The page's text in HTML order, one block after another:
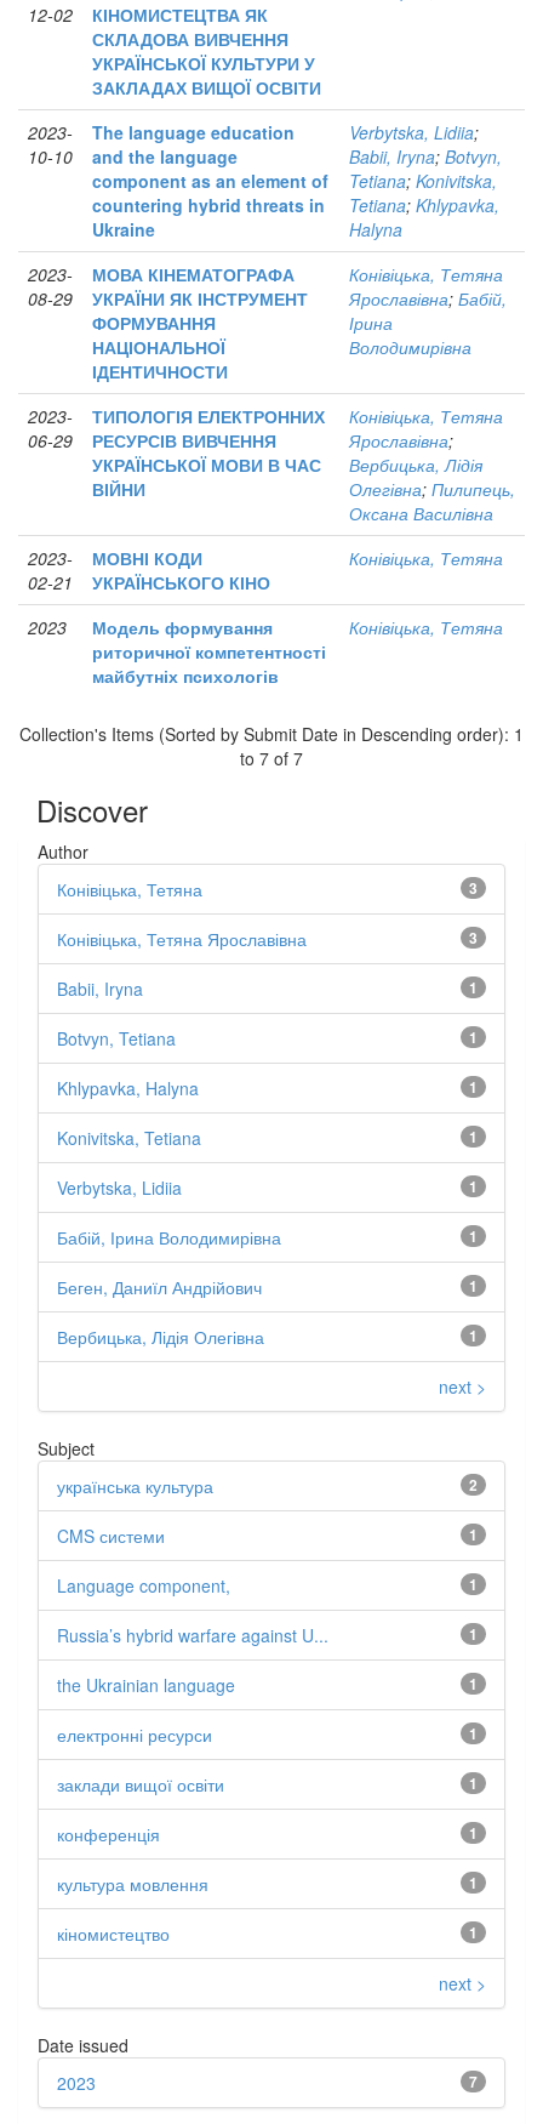
12-02
КІНОМИСТЕЦТВА ЯК
СКЛАДОВА ВИВЧЕННЯ
УКРАЇНСЬКОЇ КУЛЬТУРИ У
ЗАКЛАДАХ ВИЩОЇ ОСВІТИ
2023-
10-10
The language education
and the language
component as an element of
countering hybrid threats in
Ukraine
Verbytska, Lidiia;
Babii, Iryna; Botvyn,
Tetiana; Konivitska,
Tetiana; Khlypavka,
Halyna
2023-
08-29
МОВА КІНЕМАТОГРАФА
УКРАЇНИ ЯК ІНСТРУМЕНТ
ФОРМУВАННЯ
НАЦІОНАЛЬНОЇ
ІДЕНТИЧНОСТИ
Конівіцька, Тетяна
Ярославівна; Бабій,
Ірина
Володимирівна
2023-
06-29
ТИПОЛОГІЯ ЕЛЕКТРОННИХ
РЕСУРСІВ ВИВЧЕННЯ
УКРАЇНСЬКОЇ МОВИ В ЧАС
ВІЙНИ
Конівіцька, Тетяна
Ярославівна;
Вербицька, Лідія
Олегівна; Пилипець,
Оксана Василівна
2023-
02-21
МОВНІ КОДИ
УКРАЇНСЬКОГО КІНО
Конівіцька, Тетяна
2023
Модель формування
риторичної компетентності
майбутніх психологів
Конівіцька, Тетяна
Collection's Items (Sorted by Submit Date in Descending order): 1
to 7 of 7
Discover
Author
3
Конівіцька, Тетяна
3
Конівіцька, Тетяна Ярославівна
1
Babii, Iryna
1
Botvyn, Tetiana
1
Khlypavka, Halyna
1
Konivitska, Tetiana
1
Verbytska, Lidiia
1
Бабій, Ірина Володимирівна
1
Беген, Даниїл Андрійович
1
Вербицька, Лідія Олегівна
next >
Subject
2
українська культура
1
CMS системи
1
Language component,
1
Russia’s hybrid warfare against U...
1
the Ukrainian language
1
електронні ресурси
1
заклади вищої освіти
1
конференція
1
культура мовлення
1
кіномистецтво
next >
Date issued
7
2023